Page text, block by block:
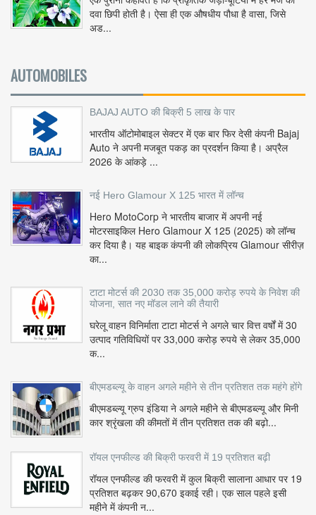
दवा छिपी होती है। ऐसा ही एक औषधीय पौधा है वासा, जिसे
अड...
AUTOMOBILES
BAJAJ AUTO की बिक्री 5 लाख के पार
भारतीय ऑटोमोबाइल सेक्टर में एक बार फिर देसी कंपनी Bajaj
Auto ने अपनी मजबूत पकड़ का प्रदर्शन किया है। अप्रैल
2026 के आंकड़े ...
नई Hero Glamour X 125 भारत में लॉन्च
Hero MotoCorp ने भारतीय बाजार में अपनी नई
मोटरसाइकिल Hero Glamour X 125 (2025) को लॉन्च
कर दिया है। यह बाइक कंपनी की लोकप्रिय Glamour सीरीज़
का...
टाटा मोटर्स की 2030 तक 35,000 करोड़ रुपये के निवेश की
योजना, सात नए मॉडल लाने की तैयारी
घरेलू वाहन विनिर्माता टाटा मोटर्स ने अगले चार वित्त वर्षों में 30
उत्पाद गतिविधियों पर 33,000 करोड़ रुपये से लेकर 35,000
क...
बीएमडब्ल्यू के वाहन अगले महीने से तीन प्रतिशत तक महंगे होंगे
बीएमडब्ल्यू ग्रुप इंडिया ने अगले महीने से बीएमडब्ल्यू और मिनी
कार श्रृंखला की कीमतों में तीन प्रतिशत तक की बढ़ो...
रॉयल एनफील्ड की बिक्री फरवरी में 19 प्रतिशत बढ़ी
रॉयल एनफील्ड की फरवरी में कुल बिक्री सालाना आधार पर 19
प्रतिशत बढ़कर 90,670 इकाई रही। एक साल पहले इसी
महीने में कंपनी न...